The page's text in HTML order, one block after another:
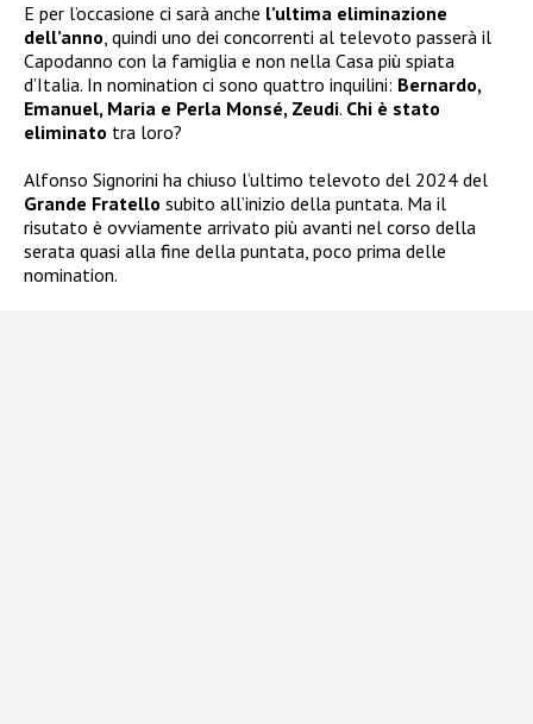
E per l’occasione ci sarà anche l’ultima eliminazione
dell’anno, quindi uno dei concorrenti al televoto passerà il
Capodanno con la famiglia e non nella Casa più spiata
d’Italia. In nomination ci sono quattro inquilini: Bernardo,
Emanuel, Maria e Perla Monsé, Zeudi. Chi è stato
eliminato tra loro?
Alfonso Signorini ha chiuso l’ultimo televoto del 2024 del
Grande Fratello subito all’inizio della puntata. Ma il
risutato è ovviamente arrivato più avanti nel corso della
serata quasi alla fine della puntata, poco prima delle
nomination.